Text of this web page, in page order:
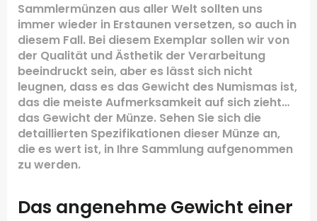
Sammlermünzen aus aller Welt sollten uns
immer wieder in Erstaunen versetzen, so auch in
diesem Fall. Bei diesem Exemplar sollen wir von
der Qualität und Ästhetik der Verarbeitung
beeindruckt sein, aber es lässt sich nicht
leugnen, dass es das Gewicht des Numismas ist,
das die meiste Aufmerksamkeit auf sich zieht…
das Gewicht der Münze. Sehen Sie sich die
detaillierten Spezifikationen dieser Münze an,
die es wert ist, in Ihre Sammlung aufgenommen
zu werden.
Das angenehme Gewicht einer